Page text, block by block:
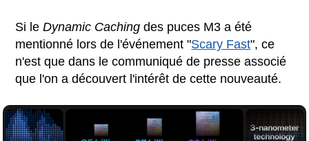
Si leDynamic Caching des puces M3 a été
mentionné lors de l'événement "Scary Fast", ce
n'est que dans le communiqué de presse associé
que l'on a découvert l'intérêt de cette nouveauté.